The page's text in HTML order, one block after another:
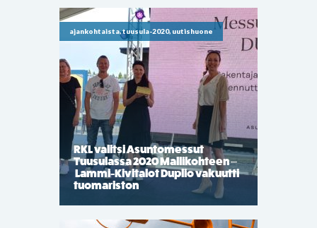
ajankohtaista, tuusula-2020, uutishuone
RKL valitsi Asuntomessut
Tuusulassa 2020 Mallikohteen –
Lammi-Kivitalot Duplio vakuutti
tuomariston